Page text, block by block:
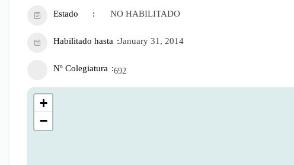
Estado NO HABILITADO
Habilitado hasta January 31, 2014
Nº Colegiatura 692
+
−